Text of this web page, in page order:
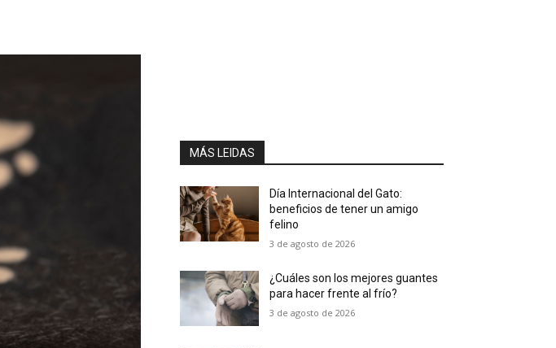
MÁS LEIDAS
Día Internacional del Gato:
beneficios de tener un amigo
felino
3 de agosto de 2026
¿Cuáles son los mejores guantes
para hacer frente al frío?
3 de agosto de 2026